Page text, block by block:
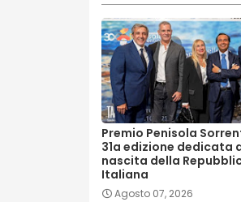
Premio Penisola
31a edizione dedicata
nascita della
Italiana
Agosto 07, 2026